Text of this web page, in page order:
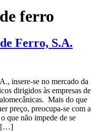
ferro
Ferro, S.A.
insere-se no mercado da
dirigidos às empresas de
Mais do que
preço, preocupa-se com a
que não impede de se
[…]